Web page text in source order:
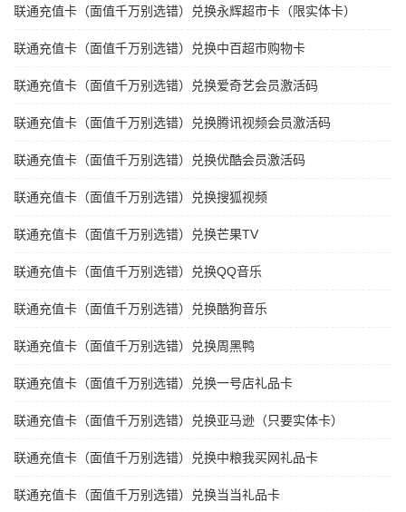
联通充值卡（面值千万别选错）兑换永辉超市卡（限实体卡）
联通充值卡（面值千万别选错）兑换中百超市购物卡
联通充值卡（面值千万别选错）兑换爱奇艺会员激活码
联通充值卡（面值千万别选错）兑换腾讯视频会员激活码
联通充值卡（面值千万别选错）兑换优酷会员激活码
联通充值卡（面值千万别选错）兑换搜狐视频
联通充值卡（面值千万别选错）兑换芒果TV
联通充值卡（面值千万别选错）兑换QQ音乐
联通充值卡（面值千万别选错）兑换酷狗音乐
联通充值卡（面值千万别选错）兑换周黑鸭
联通充值卡（面值千万别选错）兑换一号店礼品卡
联通充值卡（面值千万别选错）兑换亚马逊（只要实体卡）
联通充值卡（面值千万别选错）兑换中粮我买网礼品卡
联通充值卡（面值千万别选错）兑换当当礼品卡